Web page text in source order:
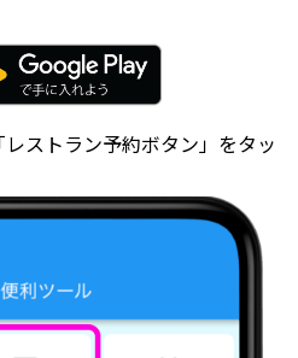
ストラン予約ボタン」をタッ